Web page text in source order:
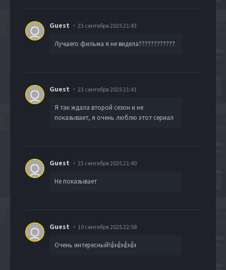
Guest 23 сентября 2025 21:43
Лучшего фильма я не видела????????????
Guest 23 сентября 2025 21:41
Я так ждала второй сезон и не
показывает, я очень люблю этот сериал
Guest 23 сентября 2025 21:40
Не показывает
Guest 19 сентября 2025 22:58
Очень интересный!👍👍👍👍